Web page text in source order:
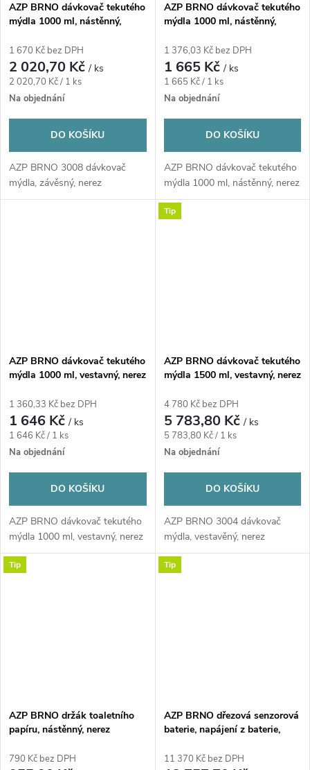
AZP BRNO dávkovač tekutého
mýdla 1000 ml, nástěnný,
1 670 Kč bez DPH
2 020,70 Kč/ ks
Měrná
cena:
2 020,70 Kč / 1 ks
Na objednání
DO KOŠÍKU
AZP BRNO 3008 dávkovač
mýdla, závěsný, nerez
AZP BRNO dávkovač tekutého
mýdla 1000 ml, nástěnný,
1 376,03 Kč bez DPH
1 665 Kč/ ks
Měrná
cena:
1 665 Kč / 1 ks
Na objednání
DO KOŠÍKU
AZP BRNO dávkovač tekutého
mýdla 1000 ml, nástěnný, nerez
AZP BRNO dávkovač tekutého
mýdla 1000 ml, vestavný, nerez
1 360,33 Kč bez DPH
1 646 Kč/ ks
Měrná
cena:
1 646 Kč / 1 ks
Na objednání
DO KOŠÍKU
AZP BRNO dávkovač tekutého
mýdla 1000 ml, vestavný, nerez
Tip
AZP BRNO dávkovač tekutého
mýdla 1500 ml, vestavný, nerez
4 780 Kč bez DPH
5 783,80 Kč/ ks
Měrná
cena:
5 783,80 Kč / 1 ks
Na objednání
DO KOŠÍKU
AZP BRNO 3004 dávkovač
mýdla, vestavěný, nerez
Tip
AZP BRNO držák toaletního
papíru, nástěnný, nerez
790 Kč bez DPH
Tip
AZP BRNO dřezová senzorová
baterie, napájení z baterie,
11 370 Kč bez DPH